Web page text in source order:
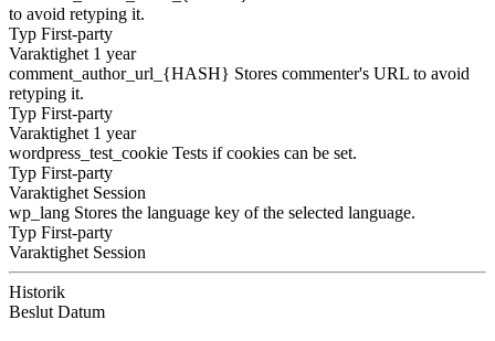
to avoid retyping it.
Typ First-party
Varaktighet 1 year
comment_author_url_{HASH} Stores commenter's URL to avoid
retyping it.
Typ First-party
Varaktighet 1 year
wordpress_test_cookie Tests if cookies can be set.
Typ First-party
Varaktighet Session
wp_lang Stores the language key of the selected language.
Typ First-party
Varaktighet Session
Historik
Beslut Datum